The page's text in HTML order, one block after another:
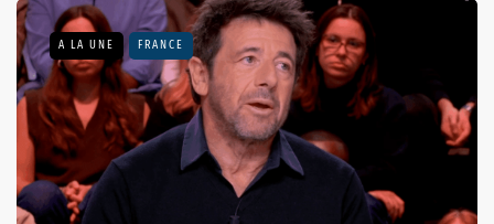
A LA UNE FRANCE